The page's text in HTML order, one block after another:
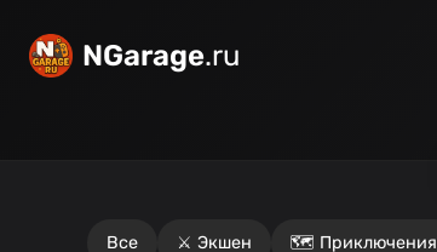
NGarage.ru
Все ⚔️ Экшен 🗺️ Приключения